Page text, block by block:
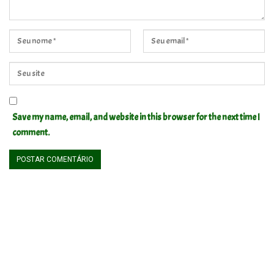
Save my name, email, and website in this browser for the next time I
comment.